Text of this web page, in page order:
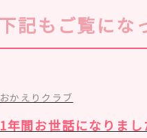
下記もご覧にな
おかえりクラブ
1年間お世話になりま